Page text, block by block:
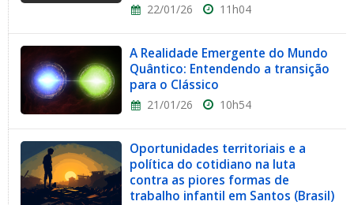
22/01/26 11h04
A Realidade Emergente do Mundo
Quântico: Entendendo a transição
para o Clássico
21/01/26 10h54
Oportunidades territoriais e a
política do cotidiano na luta
contra as piores formas de
trabalho infantil em Santos (Brasil)